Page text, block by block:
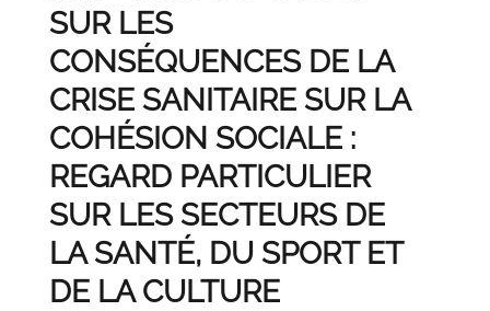
SUR LES
CONSÉQUENCES DE LA
CRISE SANITAIRE SUR LA
COHÉSION SOCIALE :
REGARD PARTICULIER
SUR LES SECTEURS DE
LA SANTÉ, DU SPORT ET
DE LA CULTURE